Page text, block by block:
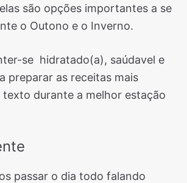
são opções importantes a se
o Outono e o Inverno.
se hidratado(a), saúdavel e
preparar as receitas mais
texto durante a melhor estação
passar o dia todo falando